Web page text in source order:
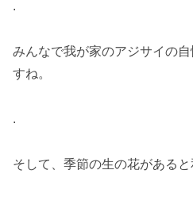
.
みんなで我が家のアジサイの
すね。
.
そして、季節の生の花があると